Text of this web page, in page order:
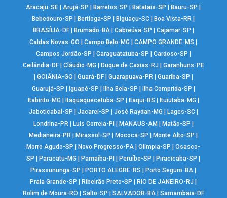
Aracaju-SE |Arujá-SP Barretos-SP Batatais-SP Bauru-SP
Bebedouro-SP
Bertioga-SP Biguaçu-SC Boa Vista-RR
BRASÍLIA-DF| Brumado-BA| Cabreúva-SP Cajamar-SP
Caldas Novas-GO
|Campo Belo-MG |CAMPO GRANDE-MS
Campos Jordão-SP
Caraguatatuba-SP Cardoso-SP
Ceilândia-DF| Cláudio-MG Duque de Caxias-RJ
Garanhuns-PE
GOIÂNIA-GO Guará-DF| Guarapuava-PR| Guariba-SP
Guarujá-SP
Iguapé-SP Ilha Bela-SP Ilha Comprida-SP
Itabirito-MG
Itaquaquecetuba-SP Itaqui-RS Ituiutaba-MG
Jaboticabal-SP
Jacareí-SP José Raydan-MG Lages-SC|
Londrina-PR| Luís Correia-PI MANAUS-AM Matão-SP
Medianeira-PR
Mirassol-SP Mococa-SP Monte Alto-SP
Morro Agudo-SP
Novo Progresso-PA |Olímpia-SP |Osasco-
SP
Paracatu-MG Parnaíba-PI Peruíbe-SP Piracicaba-SP
Pirassununga-SP
PORTO ALEGRE-RS Porto Seguro-BA
Praia Grande-SP
Ribeirão Preto-SP RIO DE JANEIRO-RJ
Rolim de Moura-RO
Salto-SP SALVADOR-BA| Samambaia-DF